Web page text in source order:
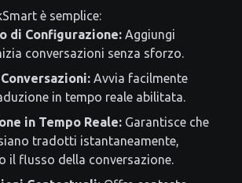
è semplice:
di Configurazione: Aggiungi
conversazioni senza sforzo.
Avvia facilmente
in tempo reale abilitata.
in Tempo Reale: Garantisce che
tradotti istantaneamente,
il flusso della conversazione.